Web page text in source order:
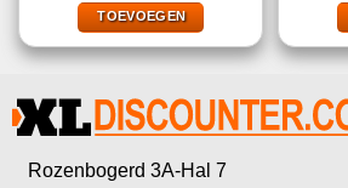
€11,39.
TOEVOEGEN
Rozenbogerd 3A-Hal 7